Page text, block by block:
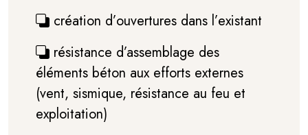
création d’ouvertures dans l’existant
résistance d’assemblage des
éléments béton aux efforts externes
(vent, sismique, résistance au feu et
exploitation)